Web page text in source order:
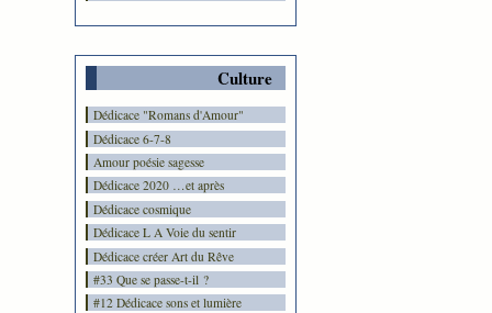
Culture
Dédicace "Romans d'Amour"
Dédicace 6-7-8
Amour poésie sagesse
Dédicace 2020 …et après
Dédicace cosmique
Dédicace L A Voie du sentir
Dédicace créer Art du Rêve
#33 Que se passe-t-il ?
#12 Dédicace sons et lumière